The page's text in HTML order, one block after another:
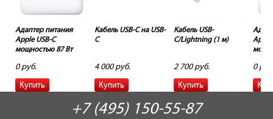
Адаптер питания
Apple USB-C
мощностью 87 Вт
0 руб.
Кабель USB-C на USB-
C
4 000 руб.
Кабель USB-
C/Lightning (1 м)
2 700 руб.
Apple
0
+7 (495) 150-55-87